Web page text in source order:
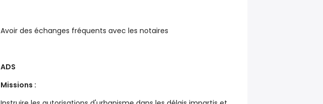
Avoir des échanges fréquents avec les notaires
ADS
Missions :